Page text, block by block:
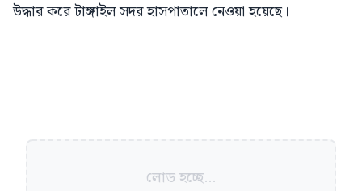
উদ্ধার করে টাঙ্গাইল সদর হাসপাতালে নেওয়া হয়েছে।
লোড হচ্ছে...